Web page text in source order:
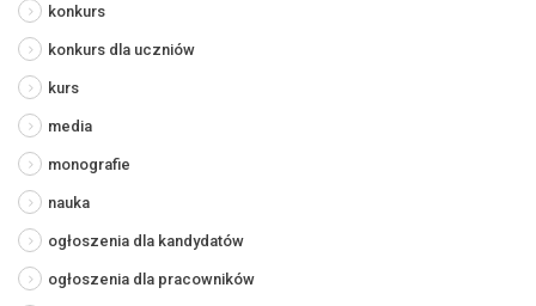
konkurs
konkurs dla uczniów
kurs
media
monografie
nauka
ogłoszenia dla kandydatów
ogłoszenia dla pracowników